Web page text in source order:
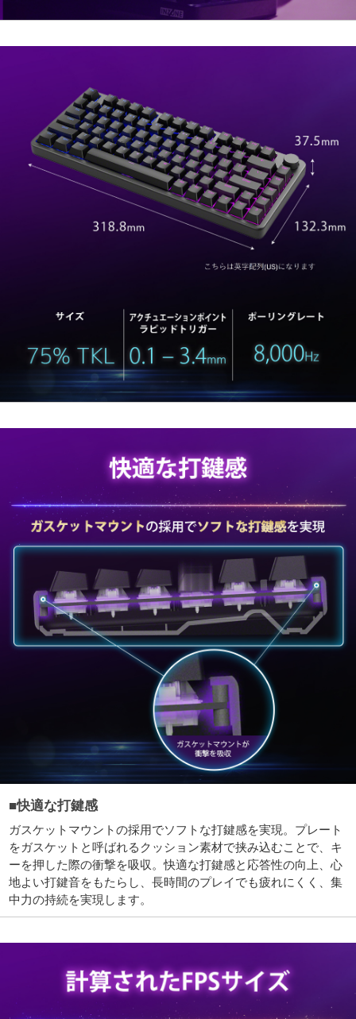
■快適な打鍵感
ガスケットマウントの採用でソフトな打鍵感を実現。プレート
をガスケットと呼ばれるクッション素材で挟み込むことで、キ
ーを押した際の衝撃を吸収。快適な打鍵感と応答性の向上、心
地よい打鍵音をもたらし、長時間のプレイでも疲れにくく、集
中力の持続を実現します。